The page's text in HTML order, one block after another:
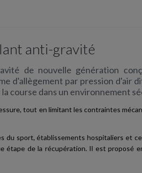
anti-gravité
de nouvelle génération
d'allègement par pression d'air
course dans un environnement
tout en limitant les contraintes
sport, établissements hospitaliers et
étape de la récupération. Il est